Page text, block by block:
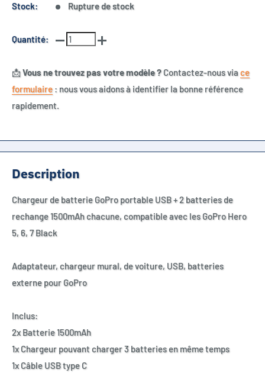
Stock: Rupture de stock
Quantité:
📩Vous ne trouvez pas votre modèle ?Contactez-nous viace
formulaire : nous vous aidons à identifier la bonne référence
rapidement.
Description
Chargeur de batterie GoPro portable USB + 2 batteries de
rechange 1500mAh chacune, compatible avec les GoPro Hero
5, 6, 7 Black
Adaptateur, chargeur mural, de voiture, USB, batteries
externe pour GoPro
Inclus:
2x Batterie 1500mAh
1x Chargeur pouvant charger 3 batteries en même temps
1x Câble USB type C